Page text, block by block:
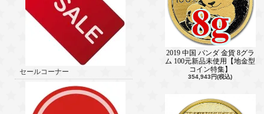
セールコーナー
2019 中国 パンダ 金貨 8グラ
ム 100元新品未使用【地金型
コイン特集】
354,943円(税込)